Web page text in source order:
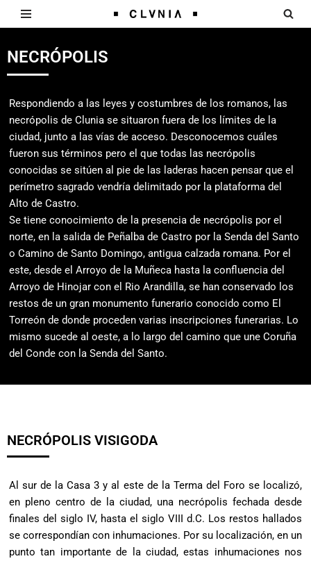
al
NECRÓPOLIS
Respondiendo a las leyes y costumbres de los romanos, las
necrópolis de Clunia se situaron fuera de los límites de la
ciudad, junto a las vías de acceso. Desconocemos cuáles
fueron sus términos pero el que todas las necrópolis
conocidas se sitúen al pie de las laderas hacen pensar que el
perímetro sagrado vendría delimitado por la plataforma del
Alto de Castro.
Se tiene conocimiento de la presencia de necrópolis por el
norte, en la salida de Peñalba de Castro por la Senda del Santo
o Camino de Santo Domingo, antigua calzada romana. Por el
este, desde el Arroyo de la Muñeca hasta la confluencia del
Arroyo de Hinojar con el Rio Arandilla, se han conservado los
restos de un gran monumento funerario conocido como El
Torreón de donde proceden varias inscripciones funerarias. Lo
mismo sucede al oeste, a lo largo del camino que une Coruña
del Conde con la Senda del Santo.
NECRÓPOLIS VISIGODA
Al sur de la Casa 3 y al este de la Terma del Foro se localizó,
en pleno centro de la ciudad, una necrópolis fechada desde
finales del siglo IV, hasta el siglo VIII d.C. Los restos hallados
se correspondían con inhumaciones. Por su localización, en un
punto tan importante de la ciudad, estas inhumaciones nos